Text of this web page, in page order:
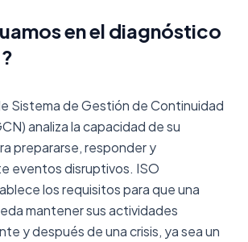
en el diagnóstico
Sistema de Gestión de Continuidad
analiza la capacidad de su
prepararse, responder y
eventos disruptivos. ISO
los requisitos para que una
mantener sus actividades
y después de una crisis, ya sea un